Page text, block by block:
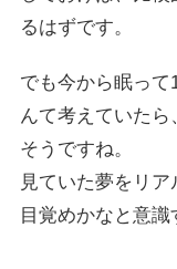
るはずです。
でも今から眠っ
んて考えていた
そうですね。
見ていた夢をリ
目覚めかなと意識